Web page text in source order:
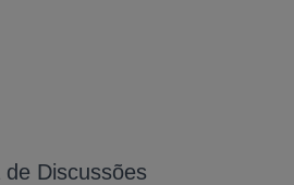
Discussões